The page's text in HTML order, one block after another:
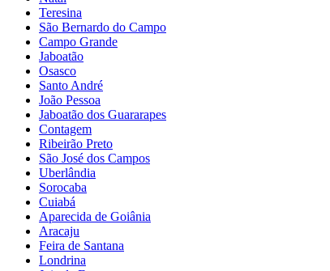
Teresina
São Bernardo do Campo
Campo Grande
Jaboatão
Osasco
Santo André
João Pessoa
Jaboatão dos Guararapes
Contagem
Ribeirão Preto
São José dos Campos
Uberlândia
Sorocaba
Cuiabá
Aparecida de Goiânia
Aracaju
Feira de Santana
Londrina